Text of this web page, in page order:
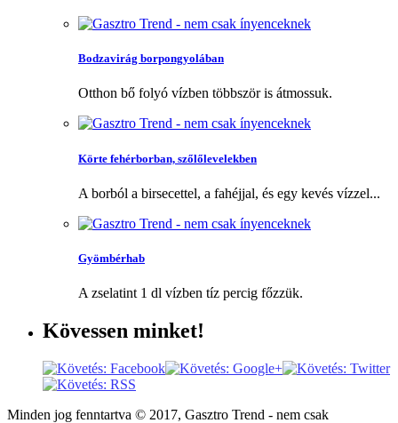
Bodzavirág borpongyolában
Otthon bő folyó vízben többször is átmossuk.
Körte fehérborban, szőlőlevelekben
A borból a birsecettel, a fahéjjal, és egy kevés vízzel...
Gyömbérhab
A zselatint 1 dl vízben tíz percig főzzük.
Kövessen minket!
Minden jog fenntartva © 2017, Gasztro Trend - nem csak